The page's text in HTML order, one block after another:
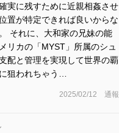
実に残すために近親相姦させ
置が特定できれば良いからな
それに、大和家の兄妹の能
リカの「MYST」所属のシュ
配と管理を実現して世界の覇
狙われちゃう…
2025/02/12 通報